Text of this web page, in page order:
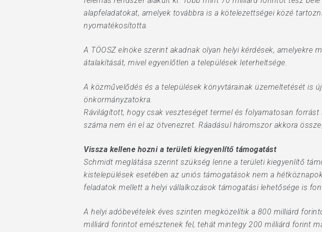
alapfeladatokat, amelyek továbbra is a kötelezettségei közé
nyomatékosította.
A TÖOSZ elnöke szerint akadnak olyan helyi kérdések,
átalakítását, mivel egyenlőtlen a települések leterheltsége.
A közművelődés és a települések könyvtárainak üzemeltetését is
önkormányzatokra.
Rávilágított, hogy csak veszteséget termel és folyamatosan
száma nem éri el az ötvenezret. Ráadásul háromszor akkora
Vissza kellene hozni a területi kiegyenlítő támogatást
Schmidt meglátása szerint szükség lenne a területi kiegyenlítő
kistelepülések esetében az uniós támogatások nem a
feladatok mellett a helyi vállalkozások támogatási lehetősége is
A helyi adóbevételek éves szinten megközelítik a 800 milliárd
milliárd forintot emésztenek fel, tehát mintegy 200 milliárd forint